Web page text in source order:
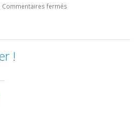
Commentaires fermés
!